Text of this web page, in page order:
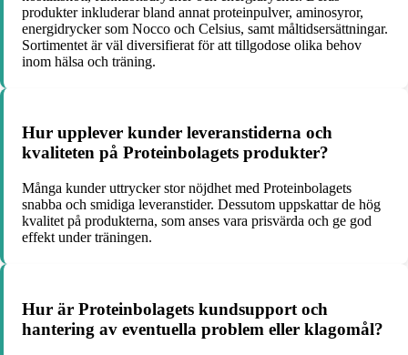
produkter inkluderar bland annat proteinpulver, aminosyror,
energidrycker som Nocco och Celsius, samt måltidsersättningar.
Sortimentet är väl diversifierat för att tillgodose olika behov
inom hälsa och träning.
Hur upplever kunder leveranstiderna och
kvaliteten på Proteinbolagets produkter?
Många kunder uttrycker stor nöjdhet med Proteinbolagets
snabba och smidiga leveranstider. Dessutom uppskattar de hög
kvalitet på produkterna, som anses vara prisvärda och ge god
effekt under träningen.
Hur är Proteinbolagets kundsupport och
hantering av eventuella problem eller klagomål?